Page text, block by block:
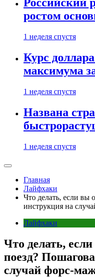
Российский
ростом
1 неделя спустя
Курс
максимума
1 неделя спустя
Названа
1 неделя спустя
Главная
Лайфхаки
Что делать, если вы
инструкция на
Лайфхаки
Что делать,
поезд?
случай форс-